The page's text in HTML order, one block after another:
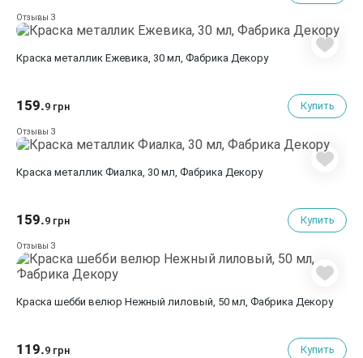
Отзывы 3
Краска металлик Ежевика, 30 мл, Фабрика Декору
159.9 грн Купить
Отзывы 3
Краска металлик Фиалка, 30 мл, Фабрика Декору
159.9 грн Купить
Отзывы 3
Краска шебби велюр Нежный лиловый, 50 мл, Фабрика Декору
119.9 грн Купить